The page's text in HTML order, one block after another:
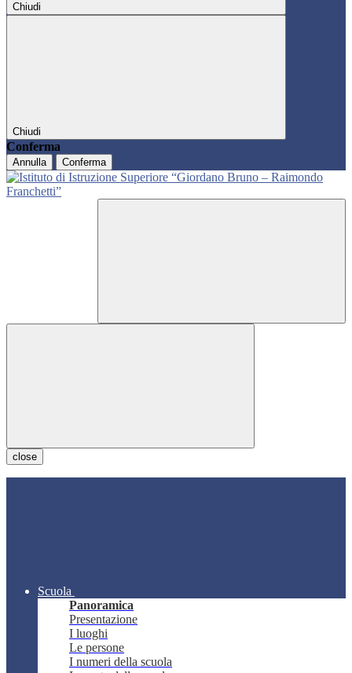
Chiudi
Chiudi
Conferma
Annulla Conferma
close
Scuola
Panoramica
Presentazione
I luoghi
Le persone
I numeri della scuola